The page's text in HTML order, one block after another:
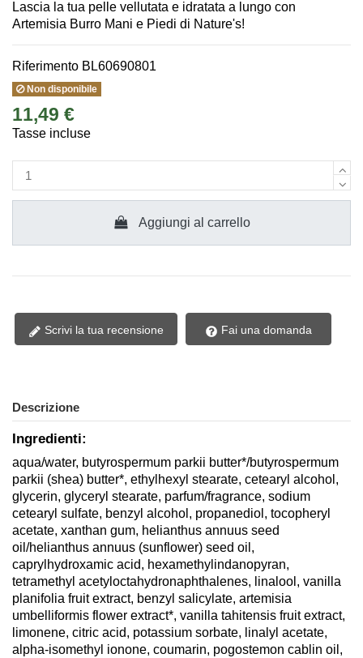
Lascia la tua pelle vellutata e idratata a lungo con
Artemisia Burro Mani e Piedi di Nature's!
Riferimento BL60690801
Non disponibile
11,49 €
Tasse incluse
Aggiungi al carrello
Scrivi la tua recensione Fai una domanda
Descrizione
Ingredienti:
aqua/water, butyrospermum parkii butter*/butyrospermum
parkii (shea) butter*, ethylhexyl stearate, cetearyl alcohol,
glycerin, glyceryl stearate, parfum/fragrance, sodium
cetearyl sulfate, benzyl alcohol, propanediol, tocopheryl
acetate, xanthan gum, helianthus annuus seed
oil/helianthus annuus (sunflower) seed oil,
caprylhydroxamic acid, hexamethylindanopyran,
tetramethyl acetyloctahydronaphthalenes, linalool, vanilla
planifolia fruit extract, benzyl salicylate, artemisia
umbelliformis flower extract*, vanilla tahitensis fruit extract,
limonene, citric acid, potassium sorbate, linalyl acetate,
alpha-isomethyl ionone, coumarin, pogostemon cablin oil,